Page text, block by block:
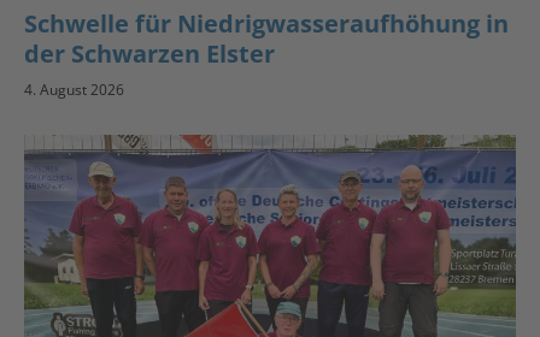
Schwelle für Niedrigwasseraufhöhung in
der Schwarzen Elster
4. August 2026